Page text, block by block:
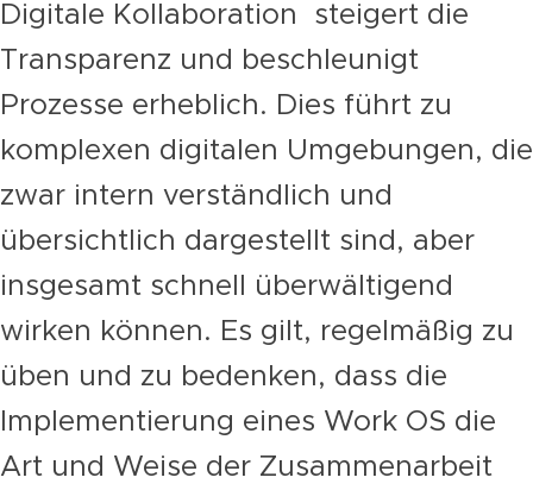
Digitale Kollaboration steigert die
Transparenz und beschleunigt
Prozesse erheblich. Dies führt zu
komplexen digitalen Umgebungen, die
zwar intern verständlich und
übersichtlich dargestellt sind, aber
insgesamt schnell überwältigend
wirken können. Es gilt, regelmäßig zu
üben und zu bedenken, dass die
Implementierung eines Work OS die
Art und Weise der Zusammenarbeit